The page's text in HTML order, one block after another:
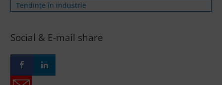
Tendințe în industrie
Social & E-mail share